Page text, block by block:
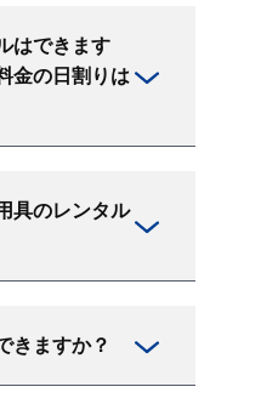
はできます
金の日割りは
具のレンタル
きますか？